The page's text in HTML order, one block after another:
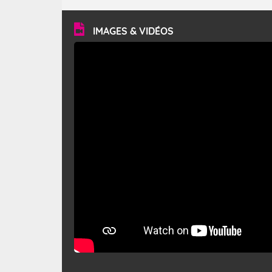
vitesse moyenne de 50 km/h et atteindre 80 à 100 km/h
en rafales, parfois davantage. Il parcourt la basse vallée
du Rhône et la Provence et envahit le littoral
méditerranéen à partir de la Camargue.
IMAGES & VIDÉOS